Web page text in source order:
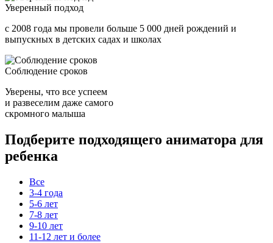
Уверенный подход
с 2008 года мы провели больше 5 000 дней рождений и
выпускных в детских садах и школах
Соблюдение сроков
Уверены, что все успеем
и развеселим даже самого
скромного малыша
Подберите подходящего аниматора для
ребенка
Все
3-4 года
5-6 лет
7-8 лет
9-10 лет
11-12 лет и более